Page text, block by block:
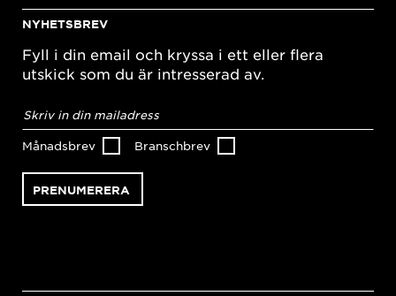
NYHETSBREV
Fyll i din email och kryssa i ett eller flera
utskick som du är intresserad av.
postadress*
Månadsbrev Branschbrev